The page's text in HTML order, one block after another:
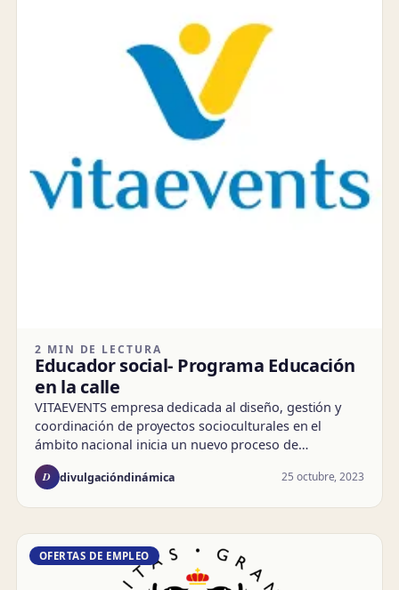
2 MIN DE LECTURA
Educador social- Programa Educación
en la calle
VITAEVENTS empresa dedicada al diseño, gestión y
coordinación de proyectos socioculturales en el
ámbito nacional inicia un nuevo proceso de…
D divulgacióndinámica 25 octubre, 2023
OFERTAS DE EMPLEO